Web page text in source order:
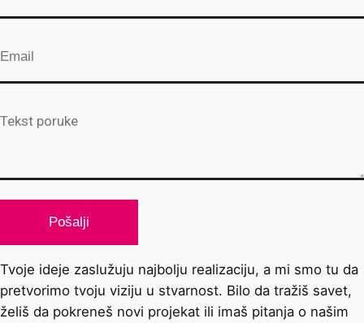
Tvoje ideje zaslužuju najbolju realizaciju, a mi smo tu da
pretvorimo tvoju viziju u stvarnost. Bilo da tražiš savet,
želiš da pokreneš novi projekat ili imaš pitanja o našim